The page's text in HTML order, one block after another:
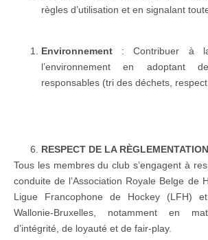
règles d’utilisation et en signalant
Environnement : Contribuer à
l’environnement en adoptant
responsables (tri des déchets,
RESPECT DE LA RÈGLEMENTATION
Tous les membres du club s’engagent à
conduite de l’Association Royale Belge de
Ligue Francophone de Hockey (LFH)
Wallonie-Bruxelles, notamment en
d’intégrité, de loyauté et de fair-play.